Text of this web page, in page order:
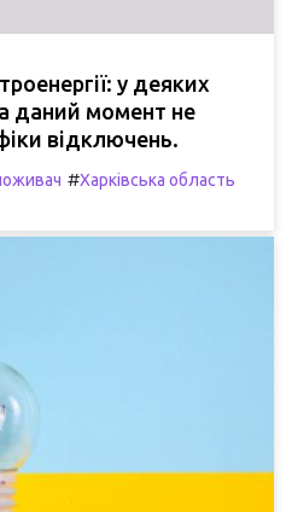
у деяких
даний момент не
відключень.
#Харківська область